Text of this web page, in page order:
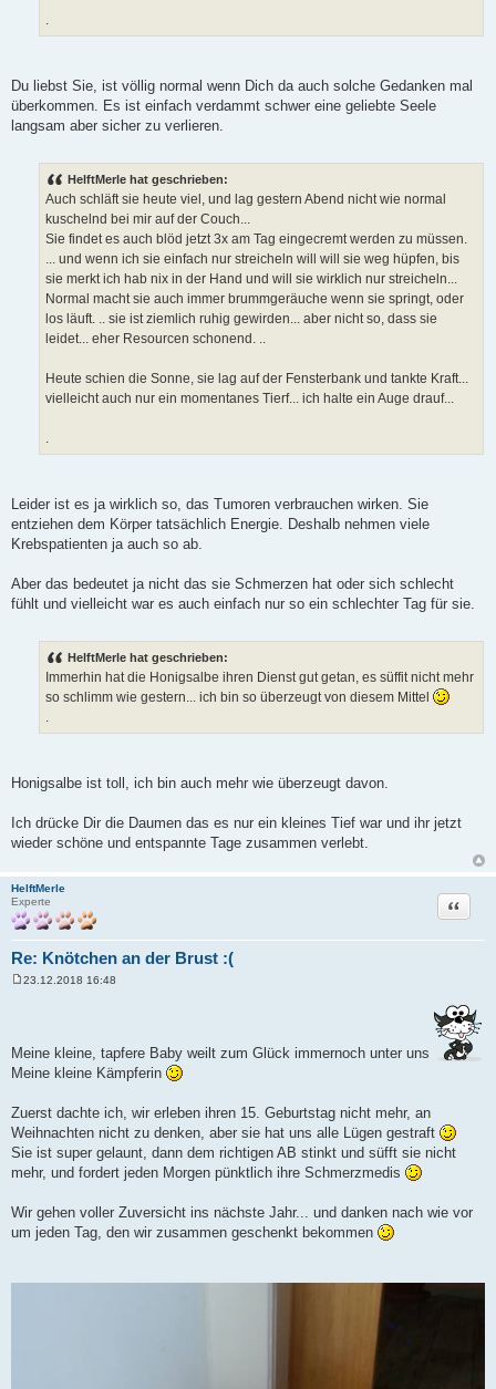
.
Du liebst Sie, ist völlig normal wenn Dich da auch solche Gedanken mal
überkommen. Es ist einfach verdammt schwer eine geliebte Seele
langsam aber sicher zu verlieren.
HelftMerle hat geschrieben:
Auch schläft sie heute viel, und lag gestern Abend nicht wie normal
kuschelnd bei mir auf der Couch...
Sie findet es auch blöd jetzt 3x am Tag eingecremt werden zu müssen.
... und wenn ich sie einfach nur streicheln will will sie weg hüpfen, bis
sie merkt ich hab nix in der Hand und will sie wirklich nur streicheln...
Normal macht sie auch immer brummgeräuche wenn sie springt, oder
los läuft. .. sie ist ziemlich ruhig gewirden... aber nicht so, dass sie
leidet... eher Resourcen schonend. ..
Heute schien die Sonne, sie lag auf der Fensterbank und tankte Kraft...
vielleicht auch nur ein momentanes Tierf... ich halte ein Auge drauf...
.
Leider ist es ja wirklich so, das Tumoren verbrauchen wirken. Sie
entziehen dem Körper tatsächlich Energie. Deshalb nehmen viele
Krebspatienten ja auch so ab.
Aber das bedeutet ja nicht das sie Schmerzen hat oder sich schlecht
fühlt und vielleicht war es auch einfach nur so ein schlechter Tag für sie.
HelftMerle hat geschrieben:
Immerhin hat die Honigsalbe ihren Dienst gut getan, es süffit nicht mehr
so schlimm wie gestern... ich bin so überzeugt von diesem Mittel
.
Honigsalbe ist toll, ich bin auch mehr wie überzeugt davon.
Ich drücke Dir die Daumen das es nur ein kleines Tief war und ihr jetzt
wieder schöne und entspannte Tage zusammen verlebt.
HelftMerle
Experte
Re: Knötchen an der Brust :(
Zitat
a
g
23.12.2018 16:48
Meine kleine, tapfere Baby weilt zum Glück immernoch unter uns
Meine kleine Kämpferin
Zuerst dachte ich, wir erleben ihren 15. Geburtstag nicht mehr, an
Weihnachten nicht zu denken, aber sie hat uns alle Lügen gestraft
Sie ist super gelaunt, dann dem richtigen AB stinkt und süfft sie nicht
mehr, und fordert jeden Morgen pünktlich ihre Schmerzmedis
Wir gehen voller Zuversicht ins nächste Jahr... und danken nach wie vor
um jeden Tag, den wir zusammen geschenkt bekommen